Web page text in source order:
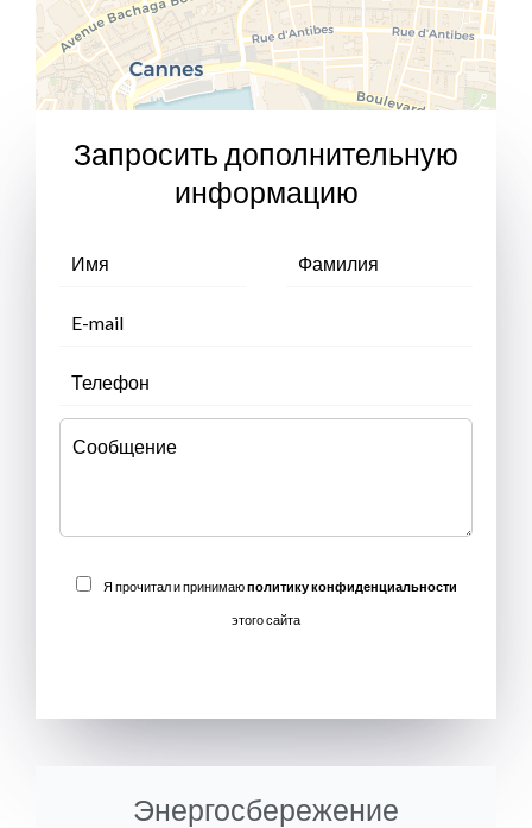
Запросить дополнительную
информацию
Я прочитал и принимаюполитику конфиденциальности
этого сайта
Энергосбережение